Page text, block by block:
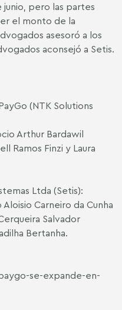
pero las partes
el monto de la
asesoró a los
aconsejó a Setis.
(NTK Solutions
Arthur Bardawil
Ramos Finzi y Laura
Ltda (Setis):
Carneiro da Cunha
Salvador
Bertanha.
se-expande-en-